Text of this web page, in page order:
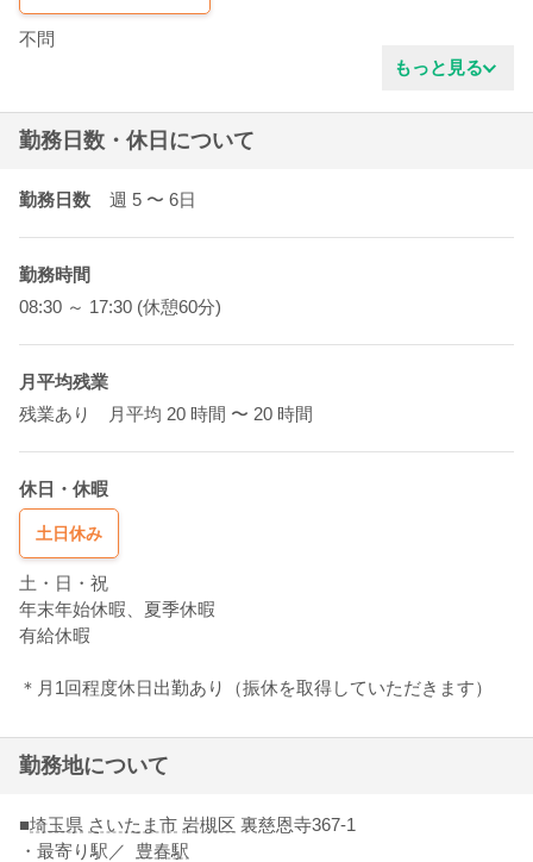
不問
もっと見る
勤務日数・休日について
勤務日数 週 5 〜 6日
勤務時間
08:30 ～ 17:30 (休憩60分)
月平均残業
残業あり 月平均 20 時間 〜 20 時間
休日・休暇
土日休み
土・日・祝
年末年始休暇、夏季休暇
有給休暇
＊月1回程度休日出勤あり（振休を取得していただきます）
勤務地について
■埼玉県 さいたま市 岩槻区 裏慈恩寺367-1
・最寄り駅／ 豊春駅